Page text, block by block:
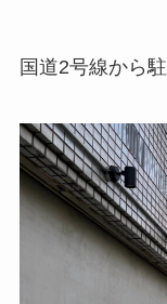
国道2号線から